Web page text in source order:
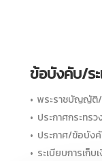
ข้อบังคับ/ร
• พระราชบัญญัติ/
• ประกาศกระทรว
• ประกาศ/ข้อบัง
• ระเบียบการเก็